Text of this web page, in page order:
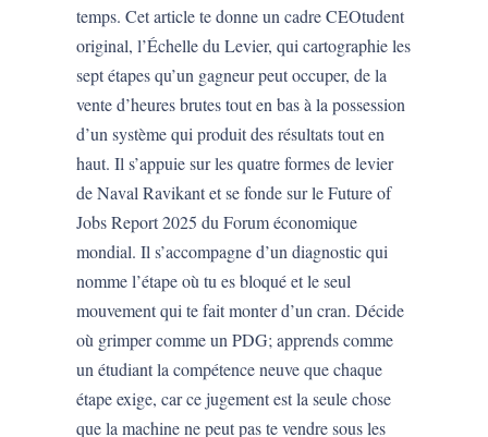
temps. Cet article te donne un cadre CEOtudent
original, l’Échelle du Levier, qui cartographie les
sept étapes qu’un gagneur peut occuper, de la
vente d’heures brutes tout en bas à la possession
d’un système qui produit des résultats tout en
haut. Il s’appuie sur les quatre formes de levier
de Naval Ravikant et se fonde sur le Future of
Jobs Report 2025 du Forum économique
mondial. Il s’accompagne d’un diagnostic qui
nomme l’étape où tu es bloqué et le seul
mouvement qui te fait monter d’un cran. Décide
où grimper comme un PDG; apprends comme
un étudiant la compétence neuve que chaque
étape exige, car ce jugement est la seule chose
que la machine ne peut pas te vendre sous les